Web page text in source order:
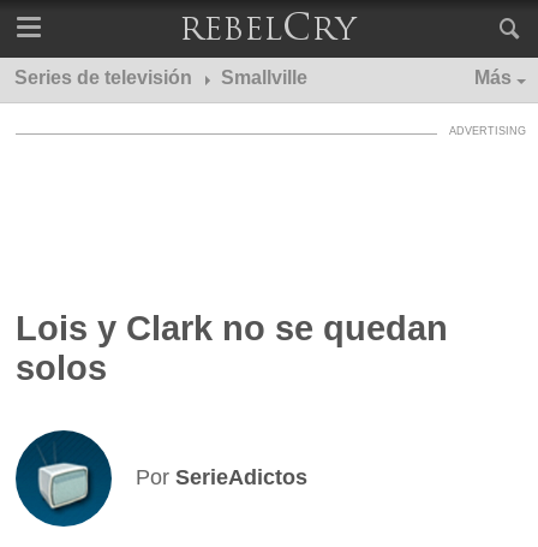
Series de televisión Smallville Más
Lois y Clark no se quedan
solos
PorSerieAdictos